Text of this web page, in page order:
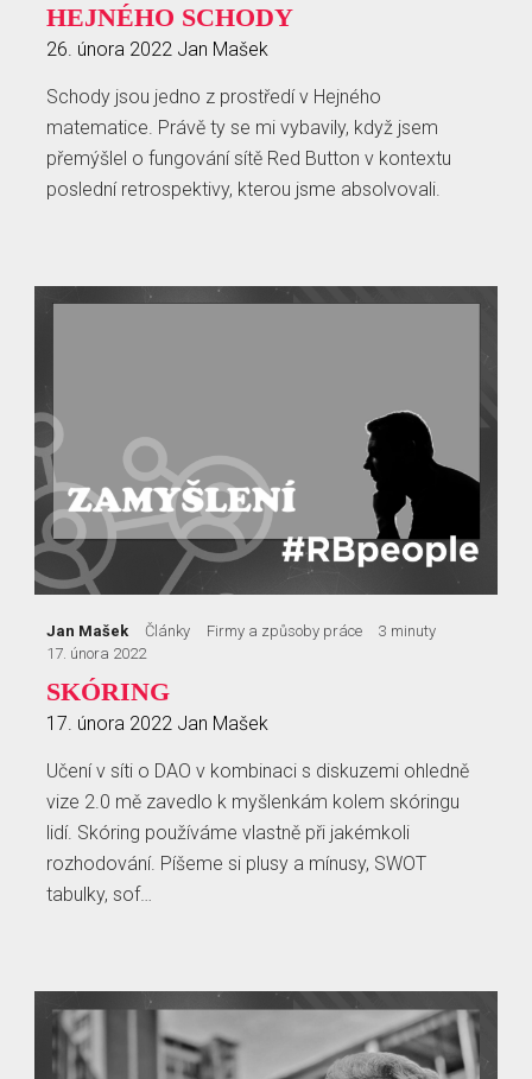
HEJNÉHO SCHODY
26. února 2022 Jan Mašek
Schody jsou jedno z prostředí v Hejného
matematice. Právě ty se mi vybavily, když jsem
přemýšlel o fungování sítě Red Button v kontextu
poslední retrospektivy, kterou jsme absolvovali.
Jan Mašek Články Firmy a způsoby práce
3 minuty
17. února 2022
SKÓRING
17. února 2022 Jan Mašek
Učení v síti o DAO v kombinaci s diskuzemi ohledně
vize 2.0 mě zavedlo k myšlenkám kolem skóringu
lidí. Skóring používáme vlastně při jakémkoli
rozhodování. Píšeme si plusy a mínusy, SWOT
tabulky, sof…